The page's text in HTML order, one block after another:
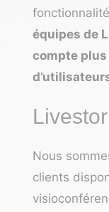
équipes de
compte
Nous
clients